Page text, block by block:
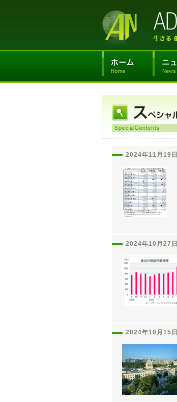
2024年11月19日
2024年10月27日
2024年10月15日